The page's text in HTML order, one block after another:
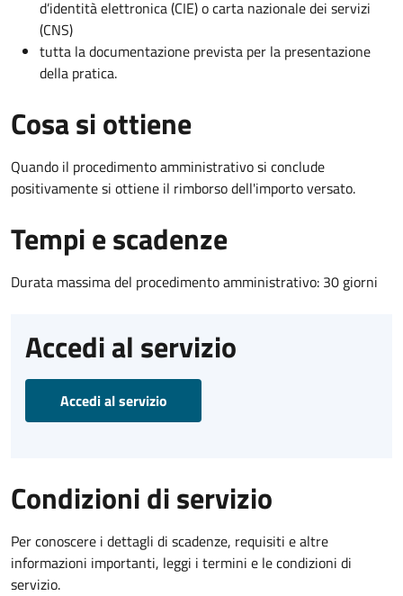
d’identità elettronica (CIE) o carta nazionale dei servizi
(CNS)
tutta la documentazione prevista per la presentazione
della pratica.
Cosa si ottiene
Quando il procedimento amministrativo si conclude
positivamente si ottiene il rimborso dell'importo versato.
Tempi e scadenze
Durata massima del procedimento amministrativo: 30 giorni
Accedi al servizio
Accedi al servizio
Condizioni di servizio
Per conoscere i dettagli di scadenze, requisiti e altre
informazioni importanti, leggi i termini e le condizioni di
servizio.